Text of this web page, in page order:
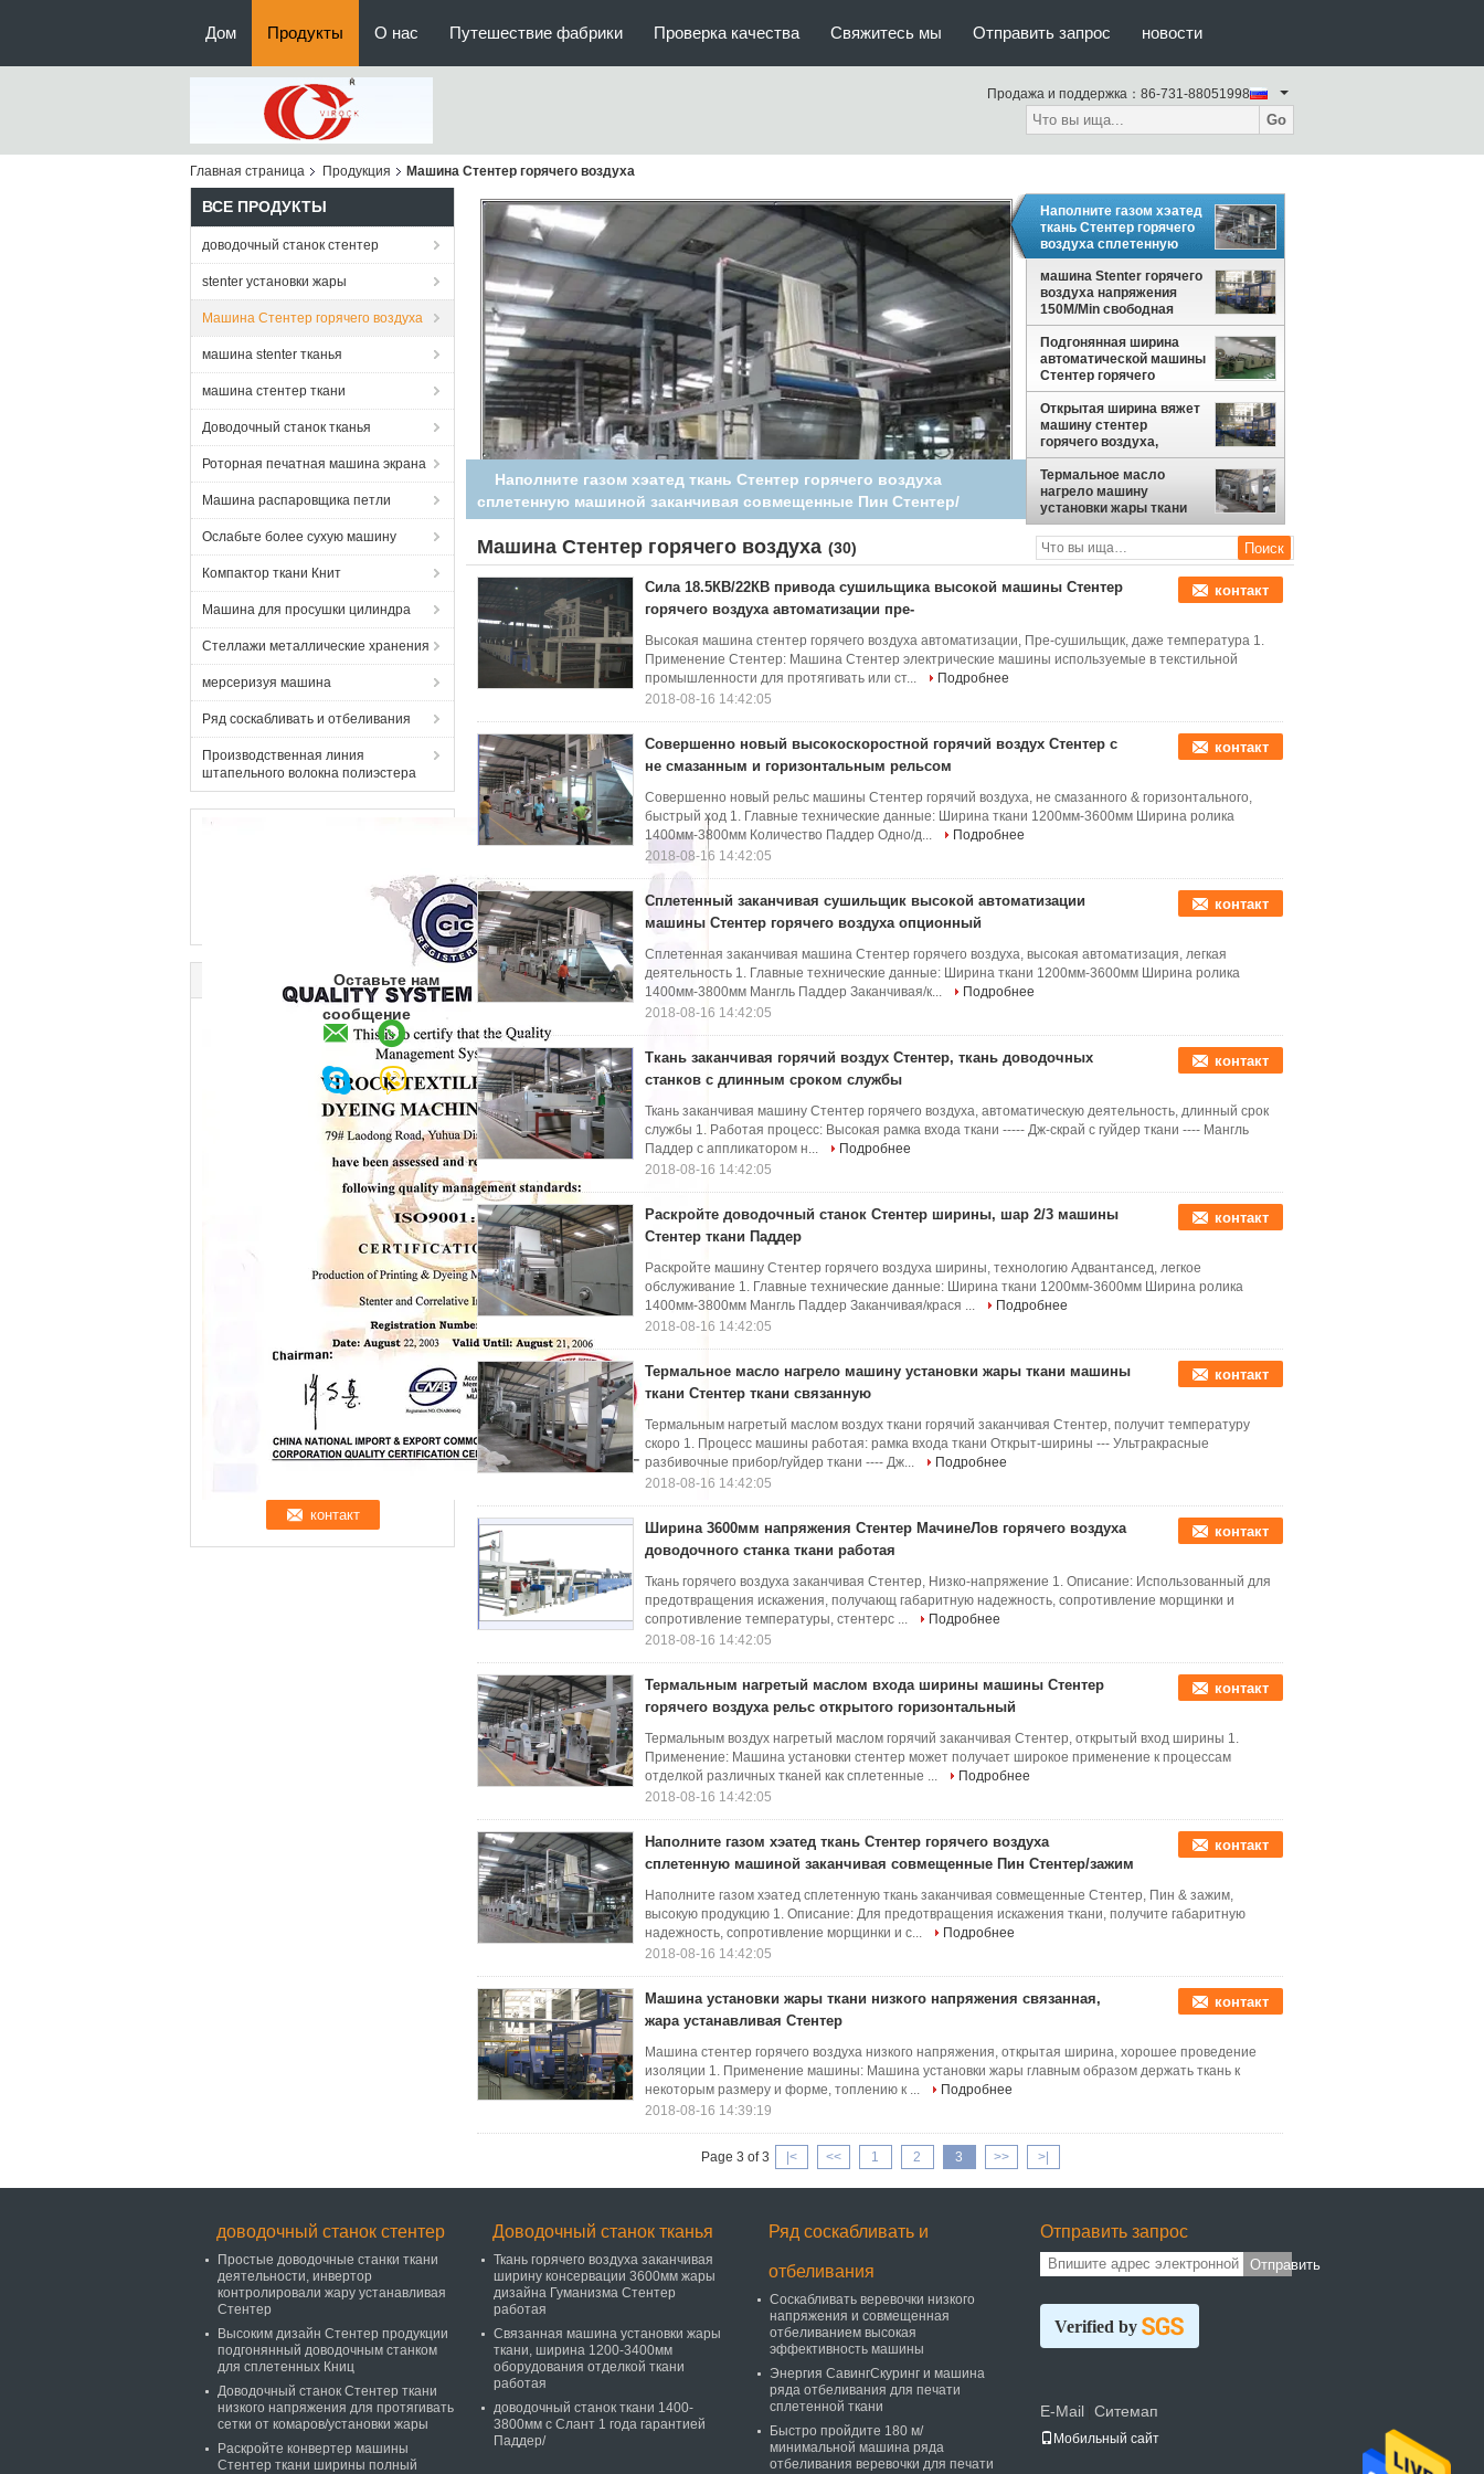
Дом Продукты О нас Путешествие фабрики Проверка качества Свяжитесь мы Отправить запрос новости
Продажа и поддержка： 86-731-88051998
Go
Главная страница Продукция Машина Стентер горячего воздуха
ВСЕ ПРОДУКТЫ
доводочный станок стентер
stenter установки жары
Машина Стентер горячего воздуха
машина stenter тканья
машина стентер ткани
Доводочный станок тканья
Роторная печатная машина экрана
Машина распаровщика петли
Ослабьте более сухую машину
Компактор ткани Книт
Машина для просушки цилиндра
Стеллажи металлические хранения
мерсеризуя машина
Ряд соскабливать и отбеливания
Производственная линия
штапельного волокна полиэстера
Оставьте нам
сообщение
машина Stenter горячего воздуха напряжения 150M/Min
свободная
Наполните газом хэатед
ткань Стентер горячего
воздуха сплетенную
машиной заканчивая
совмещенные Пин
Стентер/зажим
машина Stenter горячего
воздуха напряжения
150M/Min свободная
Подгонянная ширина
автоматической машины
Стентер горячего
воздуха вертикальная
цепная узкая
Открытая ширина вяжет
машину стентер
горячего воздуха,
напряжение свободное,
простое обслуживание
Термальное масло
нагрело машину
установки жары ткани
машины ткани Стентер
ткани связанную
Машина Стентер горячего воздуха (30)
Сила 18.5КВ/22КВ привода сушильщика высокой машины Стентер
горячего воздуха автоматизации пре-
контакт
Высокая машина стентер горячего воздуха автоматизации, Пре-сушильщик, даже температура 1.
Применение Стентер: Машина Стентер электрические машины используемые в текстильной
промышленности для протягивать или ст...
Подробнее
2018-08-16 14:42:05
Совершенно новый высокоскоростной горячий воздух Стентер с
не смазанным и горизонтальным рельсом
контакт
Совершенно новый рельс машины Стентер горячий воздуха, не смазанного & горизонтального,
быстрый ход 1. Главные технические данные: Ширина ткани 1200мм-3600мм Ширина ролика
1400мм-3800мм Количество Паддер Одно/д...
Подробнее
2018-08-16 14:42:05
Сплетенный заканчивая сушильщик высокой автоматизации
машины Стентер горячего воздуха опционный
контакт
Сплетенная заканчивая машина Стентер горячего воздуха, высокая автоматизация, легкая
деятельность 1. Главные технические данные: Ширина ткани 1200мм-3600мм Ширина ролика
1400мм-3800мм Мангль Паддер Заканчивая/к...
Подробнее
2018-08-16 14:42:05
Ткань заканчивая горячий воздух Стентер, ткань доводочных
станков с длинным сроком службы
контакт
Ткань заканчивая машину Стентер горячего воздуха, автоматическую деятельность, длинный срок
службы 1. Работая процесс: Высокая рамка входа ткани ----- Дж-скрай с гуйдер ткани ---- Мангль
Паддер с аппликатором н...
Подробнее
2018-08-16 14:42:05
Раскройте доводочный станок Стентер ширины, шар 2/3 машины
Стентер ткани Паддер
контакт
Раскройте машину Стентер горячего воздуха ширины, технологию Адвантансед, легкое
обслуживание 1. Главные технические данные: Ширина ткани 1200мм-3600мм Ширина ролика
1400мм-3800мм Мангль Паддер Заканчивая/крася ...
Подробнее
2018-08-16 14:42:05
Термальное масло нагрело машину установки жары ткани машины
ткани Стентер ткани связанную
контакт
Термальным нагретый маслом воздух ткани горячий заканчивая Стентер, получит температуру
скоро 1. Процесс машины работая: рамка входа ткани Открыт-ширины --- Ультракрасные
разбивочные прибор/гуйдер ткани ---- Дж...
Подробнее
2018-08-16 14:42:05
Ширина 3600мм напряжения Стентер МачинеЛов горячего воздуха
доводочного станка ткани работая
контакт
Ткань горячего воздуха заканчивая Стентер, Низко-напряжение 1. Описание: Использованный для
предотвращения искажения, получающ габаритную надежность, сопротивление морщинки и
сопротивление температуры, стентерс ...
Подробнее
2018-08-16 14:42:05
Термальным нагретый маслом входа ширины машины Стентер
горячего воздуха рельс открытого горизонтальный
контакт
Термальным воздух нагретый маслом горячий заканчивая Стентер, открытый вход ширины 1.
Применение: Машина установки стентер может получает широкое применение к процессам
отделкой различных тканей как сплетенные ...
Подробнее
2018-08-16 14:42:05
Наполните газом хэатед ткань Стентер горячего воздуха
сплетенную машиной заканчивая совмещенные Пин Стентер/зажим
контакт
Наполните газом хэатед сплетенную ткань заканчивая совмещенные Стентер, Пин & зажим,
высокую продукцию 1. Описание: Для предотвращения искажения ткани, получите габаритную
надежность, сопротивление морщинки и с...
Подробнее
2018-08-16 14:42:05
Машина установки жары ткани низкого напряжения связанная,
жара устанавливая Стентер
контакт
Машина стентер горячего воздуха низкого напряжения, открытая ширина, хорошее проведение
изоляции 1. Применение машины: Машина установки жары главным образом держать ткань к
некоторым размеру и форме, топлению к ...
Подробнее
2018-08-16 14:39:19
Page 3 of 3 |< << 1 2 3 >> >|
доводочный станок стентер
Простые доводочные станки ткани
деятельности, инвертор
контролировали жару устанавливая
Стентер
Высоким дизайн Стентер продукции
подгонянный доводочным станком
для сплетенных Книц
Доводочный станок Стентер ткани
низкого напряжения для протягивать
сетки от комаров/установки жары
Раскройте конвертер машины
Стентер ткани ширины полный
Доводочный станок тканья
Ткань горячего воздуха заканчивая
ширину консервации 3600мм жары
дизайна Гуманизма Стентер
работая
Связанная машина установки жары
ткани, ширина 1200-3400мм
оборудования отделкой ткани
работая
доводочный станок ткани 1400-
3800мм с Слант 1 года гарантией
Паддер/
Ряд соскабливать и
отбеливания
Соскабливать веревочки низкого
напряжения и совмещенная
отбеливанием высокая
эффективность машины
Энергия СавингСкуринг и машина
ряда отбеливания для печати
сплетенной ткани
Быстро пройдите 180 м/
минимальной машина ряда
отбеливания веревочки для печати
Отправить запрос
Отправить
Verified by
E-Mail Ситемап
Мобильный сайт